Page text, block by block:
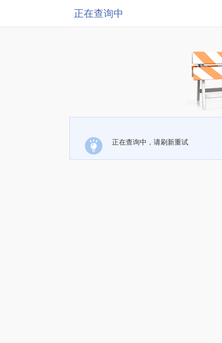
正在查询中
正在查询中，请刷新重试